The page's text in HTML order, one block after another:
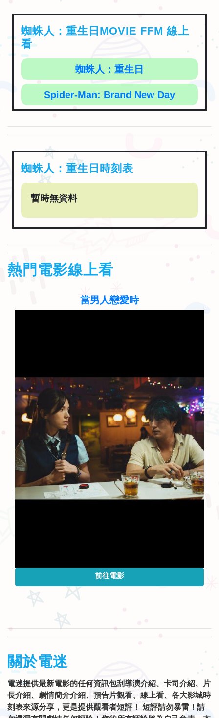
蜘蛛人：重生日MOVIE FFM 線上
看
蜘蛛人：重生日
Spider-Man: Brand New Day
蜘蛛人：重生日時刻表
暫時無資料
熱門電影線上看
聽見歌 再唱
前往電影
關於電迷
電迷提供最新電影的任何資訊包刮導演介紹、卡司介紹、片
長介紹、劇情簡介介紹、預告片觀看、線上看、各大影城時
刻表來源分享，更是提供觀看者短評！ 短評請勿暴雷！請